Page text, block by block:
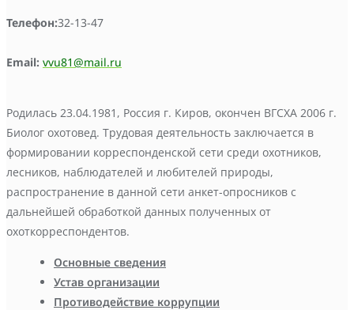
Телефон:32-13-47
Email: vvu81@mail.ru
Родилась 23.04.1981, Россия г. Киров, окончен ВГСХА 2006 г.
Биолог охотовед. Трудовая деятельность заключается в
формировании корреспонденской сети среди охотников,
лесников, наблюдателей и любителей природы,
распространение в данной сети анкет-опросников с
дальнейшей обработкой данных полученных от
охоткорреспондентов.
Основные сведения
Устав организации
Противодействие коррупции